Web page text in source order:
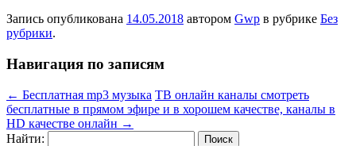
Запись опубликована 14.05.2018 автором Gwp в рубрике Без
рубрики.
Навигация по записям
← Бесплатная mp3 музыка ТВ онлайн каналы смотреть
бесплатные в прямом эфире и в хорошем качестве, каналы в
HD качестве онлайн →
Найти: